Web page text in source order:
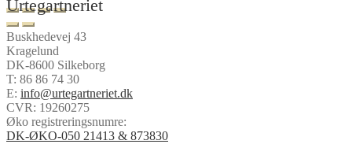
Urtegartneriet
Buskhedevej 43
Kragelund
DK-8600 Silkeborg
T: 86 86 74 30
E: info@urtegartneriet.dk
CVR: 19260275
Øko registreringsnumre:
DK-ØKO-050 21413 & 873830